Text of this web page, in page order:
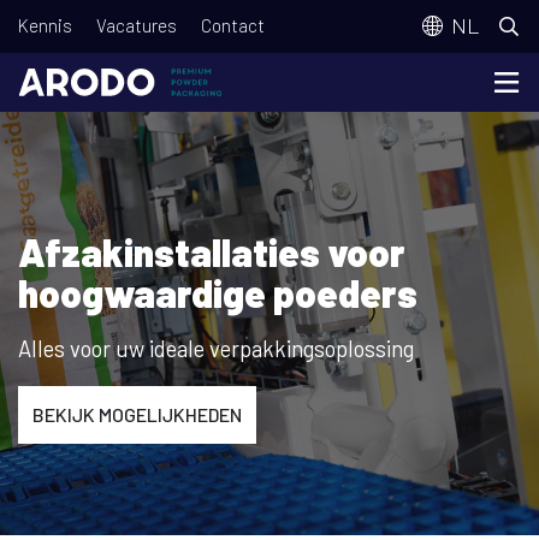
Overslaan
en
naar
de
inhoud
gaan
T
o
p
m
e
n
u
Kennis Vacatures Contact NL
Afzakinstallaties voor
hoogwaardige poeders
Alles voor uw ideale verpakkingsoplossing
BEKIJK MOGELIJKHEDEN